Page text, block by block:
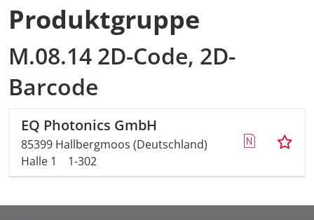
Produktgruppe
M.08.14 2D-Code, 2D-
Barcode
EQ Photonics GmbH
85399 Hallbergmoos (Deutschland)
Halle 1
1-302